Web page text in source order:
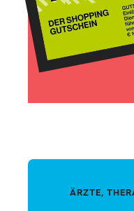
ÄRZTE,